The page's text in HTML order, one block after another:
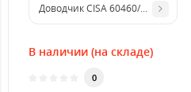
Доводчик CISA 60460/
В наличии (на складе)
0